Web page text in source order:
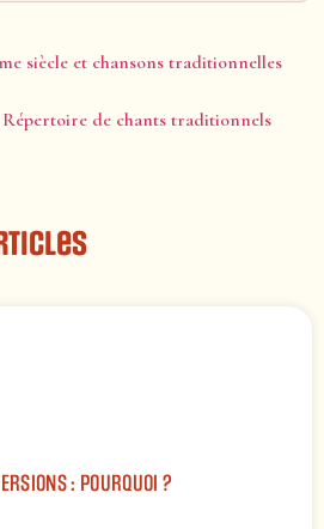
siècle et chansons traditionnelles
de chants traditionnels
: POURQUOI ?